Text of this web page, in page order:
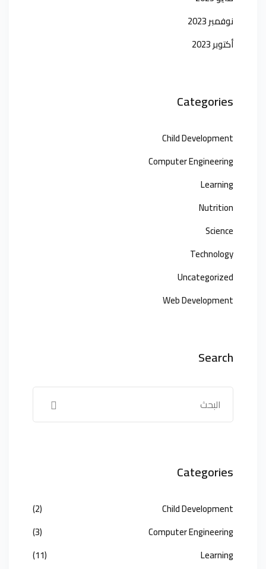
نوفمبر 2023
أكتوبر 2023
Categories
Child Development
Computer Engineering
Learning
Nutrition
Science
Technology
Uncategorized
Web Development
Search
Categories
Child Development
(2)
Computer Engineering
(3)
Learning
(11)